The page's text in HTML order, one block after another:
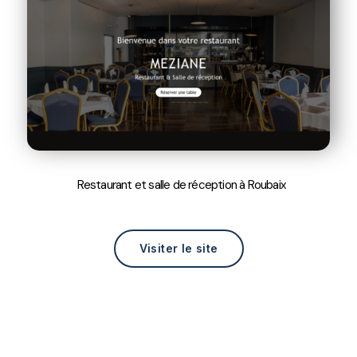
Restaurant et salle de réception à Roubaix
Visiter le site